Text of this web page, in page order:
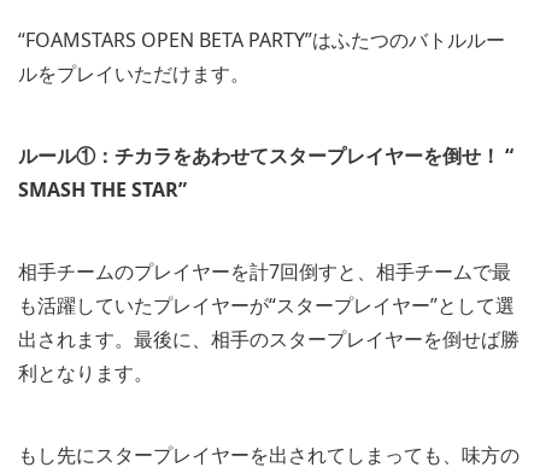
“FOAMSTARS OPEN BETA PARTY”はふたつのバトルルー
ルをプレイいただけます。
ルール①：チカラをあわせてスタープレイヤーを倒せ！ “
SMASH THE STAR”
相手チームのプレイヤーを計7回倒すと、相手チームで最
も活躍していたプレイヤーが“スタープレイヤー”として選
出されます。最後に、相手のスタープレイヤーを倒せば勝
利となります。
もし先にスタープレイヤーを出されてしまっても、味方の